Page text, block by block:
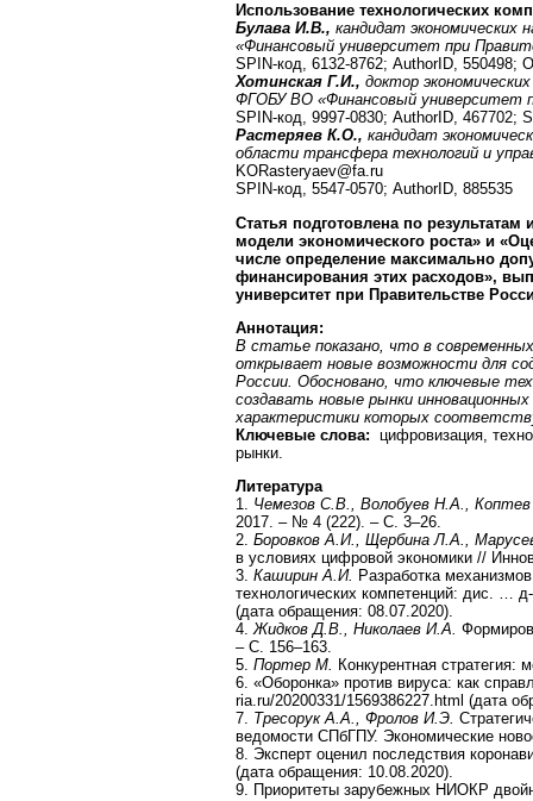
Использование технологических
Булава И.В., кандидат
«Финансовый университет при
SPIN-код, 6132-8762; AuthorID, 550498;
Хотинская Г.И., доктор
ФГОБУ ВО «Финансовый университет
SPIN-код, 9997-0830; AuthorID, 467702;
Растеряев К.О., кандидат
области трансфера технологий и
KORasteryaev@fa.ru
SPIN-код, 5547-0570; AuthorID, 885535
Статья подготовлена по
модели экономического роста» и
числе определение максимально
финансирования этих расходов»,
университет при Правительстве
Аннотация:
В статье показано, что в
открывает новые возможности для
России. Обосновано, что ключевые
создавать новые рынки
характеристики которых
Ключевые слова: цифровизация,
рынки.
Литература
1. Чемезов С.В., Волобуев Н.А.,
2017. – № 4 (222). – С. 3–26.
2. Боровков А.И., Щербина Л.А.,
в условиях цифровой экономики //
3. Каширин А.И. Разработка
технологических компетенций: дис. …
(дата обращения: 08.07.2020).
4.Жидков Д.В., Николаев И.А.
– С. 156–163.
5. Портер М. Конкурентная
6. «Оборонка» против вируса: как
ria.ru/20200331/1569386227.html (дата
7. Тресорук А.А., Фролов И.Э.
ведомости СПбГПУ. Экономические
8. Эксперт оценил последствия
(дата обращения: 10.08.2020).
9. Приоритеты зарубежных НИОКР